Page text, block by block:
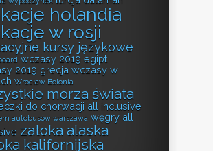
holandia
w rosji
kursy językowe
wczasy 2019 egipt
2019 grecja wczasy w
Wrocław Bolonia
morza świata
do chorwacji all inclusive
autobusów warszawa węgry all
zatoka alaska
kalifornijska